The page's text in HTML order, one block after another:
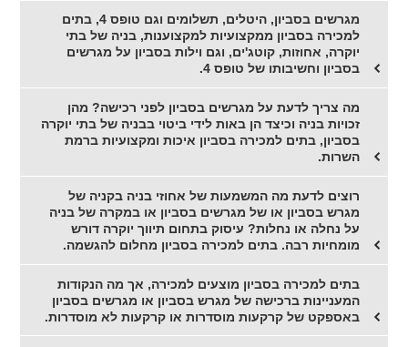
מגרשים בסביון, היטלים, תשלומים וגם טופס 4, בתים
למכירה בסביון ממקצועיות למקצוענות, בניה של בתי
יוקרה, אחוזות, קוטג'ים, וגם וילות בסביון על מגרשים
בסביון וחשיבותו של טופס 4.
מה צריך לדעת על מגרשים בסביון לפני רכישה? מהן
זכויות בניה וכיצד הן באות לידי ביטוי בבניה של בתי יוקרה
בסביון, בתים למכירה בסביון איכות ומקצועיות ברמת
השרות.
רוצים לדעת מה המשמעות של אחוזי בניה בקניה של
מגרש בסביון או של מגרשים בסביון או במקרה של בניה
על נחלה או נחלות? עיסוק בתחום תיווך יוקרה דורש
מומחיות רבה. בתים למכירה בסביון מחלום להגשמה.
בתים למכירה בסביון מוצעים למכירה, אך מה הנקודות
המעניינות ברכישה של מגרש בסביון או מגרשים בסביון
באספקט של קרקעות מוסדרות או קרקעות לא מוסדרות.